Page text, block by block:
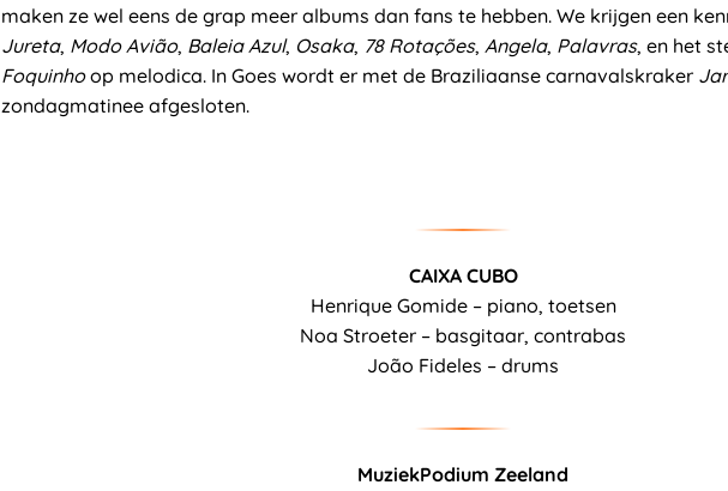
maken ze wel eens de grap meer albums dan fans te hebben. We krijgen een
Jureta, Modo Avião, Baleia Azul, Osaka, 78 Rotações, Angela, Palavras, en het
Foquinhoop melodica. In Goes wordt er met de Braziliaanse carnavalskraker
zondagmatinee afgesloten.
CAIXA CUBO
Henrique Gomide – piano, toetsen
Noa Stroeter – basgitaar, contrabas
João Fideles – drums
MuziekPodium Zeeland